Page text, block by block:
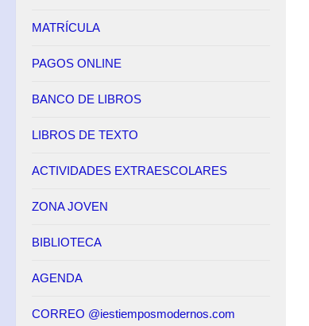
MATRÍCULA
PAGOS ONLINE
BANCO DE LIBROS
LIBROS DE TEXTO
ACTIVIDADES EXTRAESCOLARES
ZONA JOVEN
BIBLIOTECA
AGENDA
CORREO @iestiemposmodernos.com